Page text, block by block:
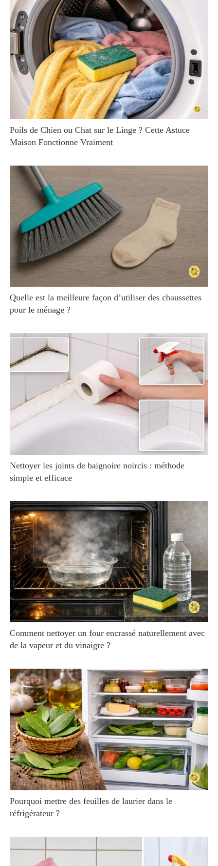
Poils de Chien ou Chat sur le Linge ? Cette Astuce
Maison Fonctionne Vraiment
Quelle est la meilleure façon d’utiliser des chaussettes
pour le ménage ?
Nettoyer les joints de baignoire noircis : méthode
simple et efficace
Comment nettoyer un four encrassé naturellement avec
de la vapeur et du vinaigre ?
Pourquoi mettre des feuilles de laurier dans le
réfrigérateur ?